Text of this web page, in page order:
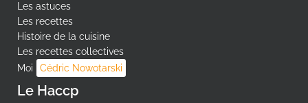
Les astuces
Les recettes
Histoire de la cuisine
Les recettes collectives
Moi
Cédric Nowotarski
Le Haccp